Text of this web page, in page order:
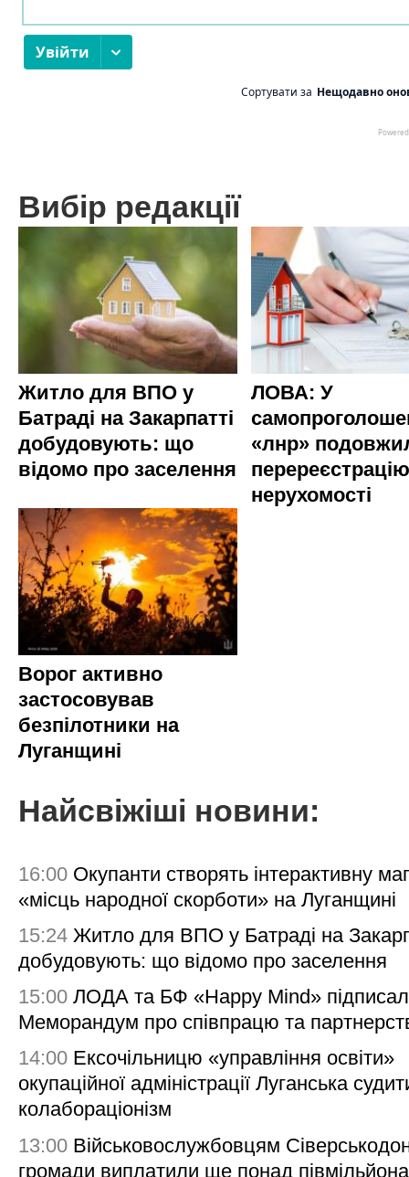
Вибір редакції
Житло для ВПО у
Батраді на Закарпатті
добудовують: що
відомо про заселення
ЛОВА: У
«лнр»
перереєстрацію
нерухомості
Ворог активно
застосовував
безпілотники на
Луганщині
Найсвіжіші новини:
16:00 Окупанти створять інтерактивну
«місць народної скорботи» на Луганщині
15:24 Житло для ВПО у Батраді на
добудовують: що відомо про заселення
15:00 ЛОДА та БФ «Happy Mind»
Меморандум про співпрацю та
14:00 Ексочільницю «управління освіти»
окупаційної адміністрації Луганська
колабораціонізм
13:00 Військовослужбовцям
громади виплатили ще понад півмільйона